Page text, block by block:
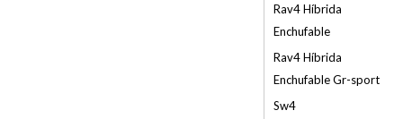
Rav4 Híbrida
Enchufable
Rav4 Híbrida
Enchufable Gr-sport
Sw4